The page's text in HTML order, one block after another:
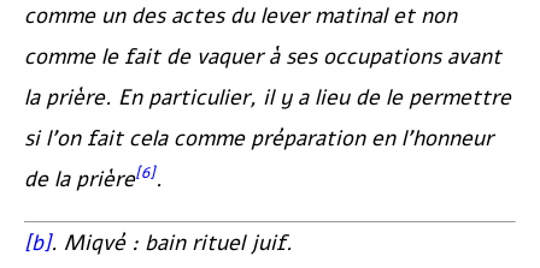
comme un des actes du lever matinal et non
comme le fait de vaquer à ses occupations avant
la prière. En particulier, il y a lieu de le permettre
si l’on fait cela comme préparation en l’honneur
de la prière[6].
[b]. Miqvé : bain rituel juif.